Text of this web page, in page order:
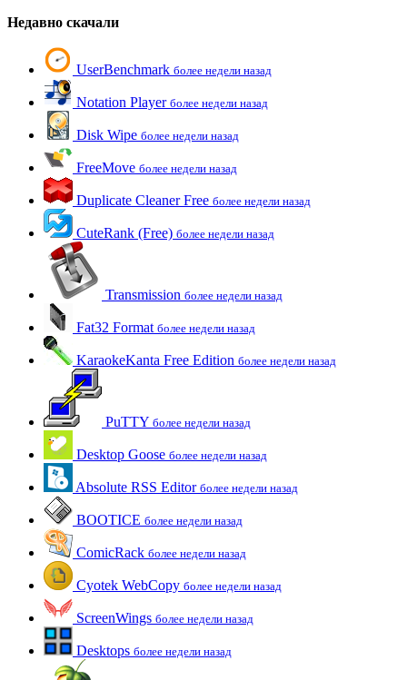
Недавно скачали
UserBenchmark более недели назад
Notation Player более недели назад
Disk Wipe более недели назад
FreeMove более недели назад
Duplicate Cleaner Free более недели назад
CuteRank (Free) более недели назад
Transmission более недели назад
Fat32 Format более недели назад
KaraokeKanta Free Edition более недели назад
PuTTY более недели назад
Desktop Goose более недели назад
Absolute RSS Editor более недели назад
BOOTICE более недели назад
ComicRack более недели назад
Cyotek WebCopy более недели назад
ScreenWings более недели назад
Desktops более недели назад